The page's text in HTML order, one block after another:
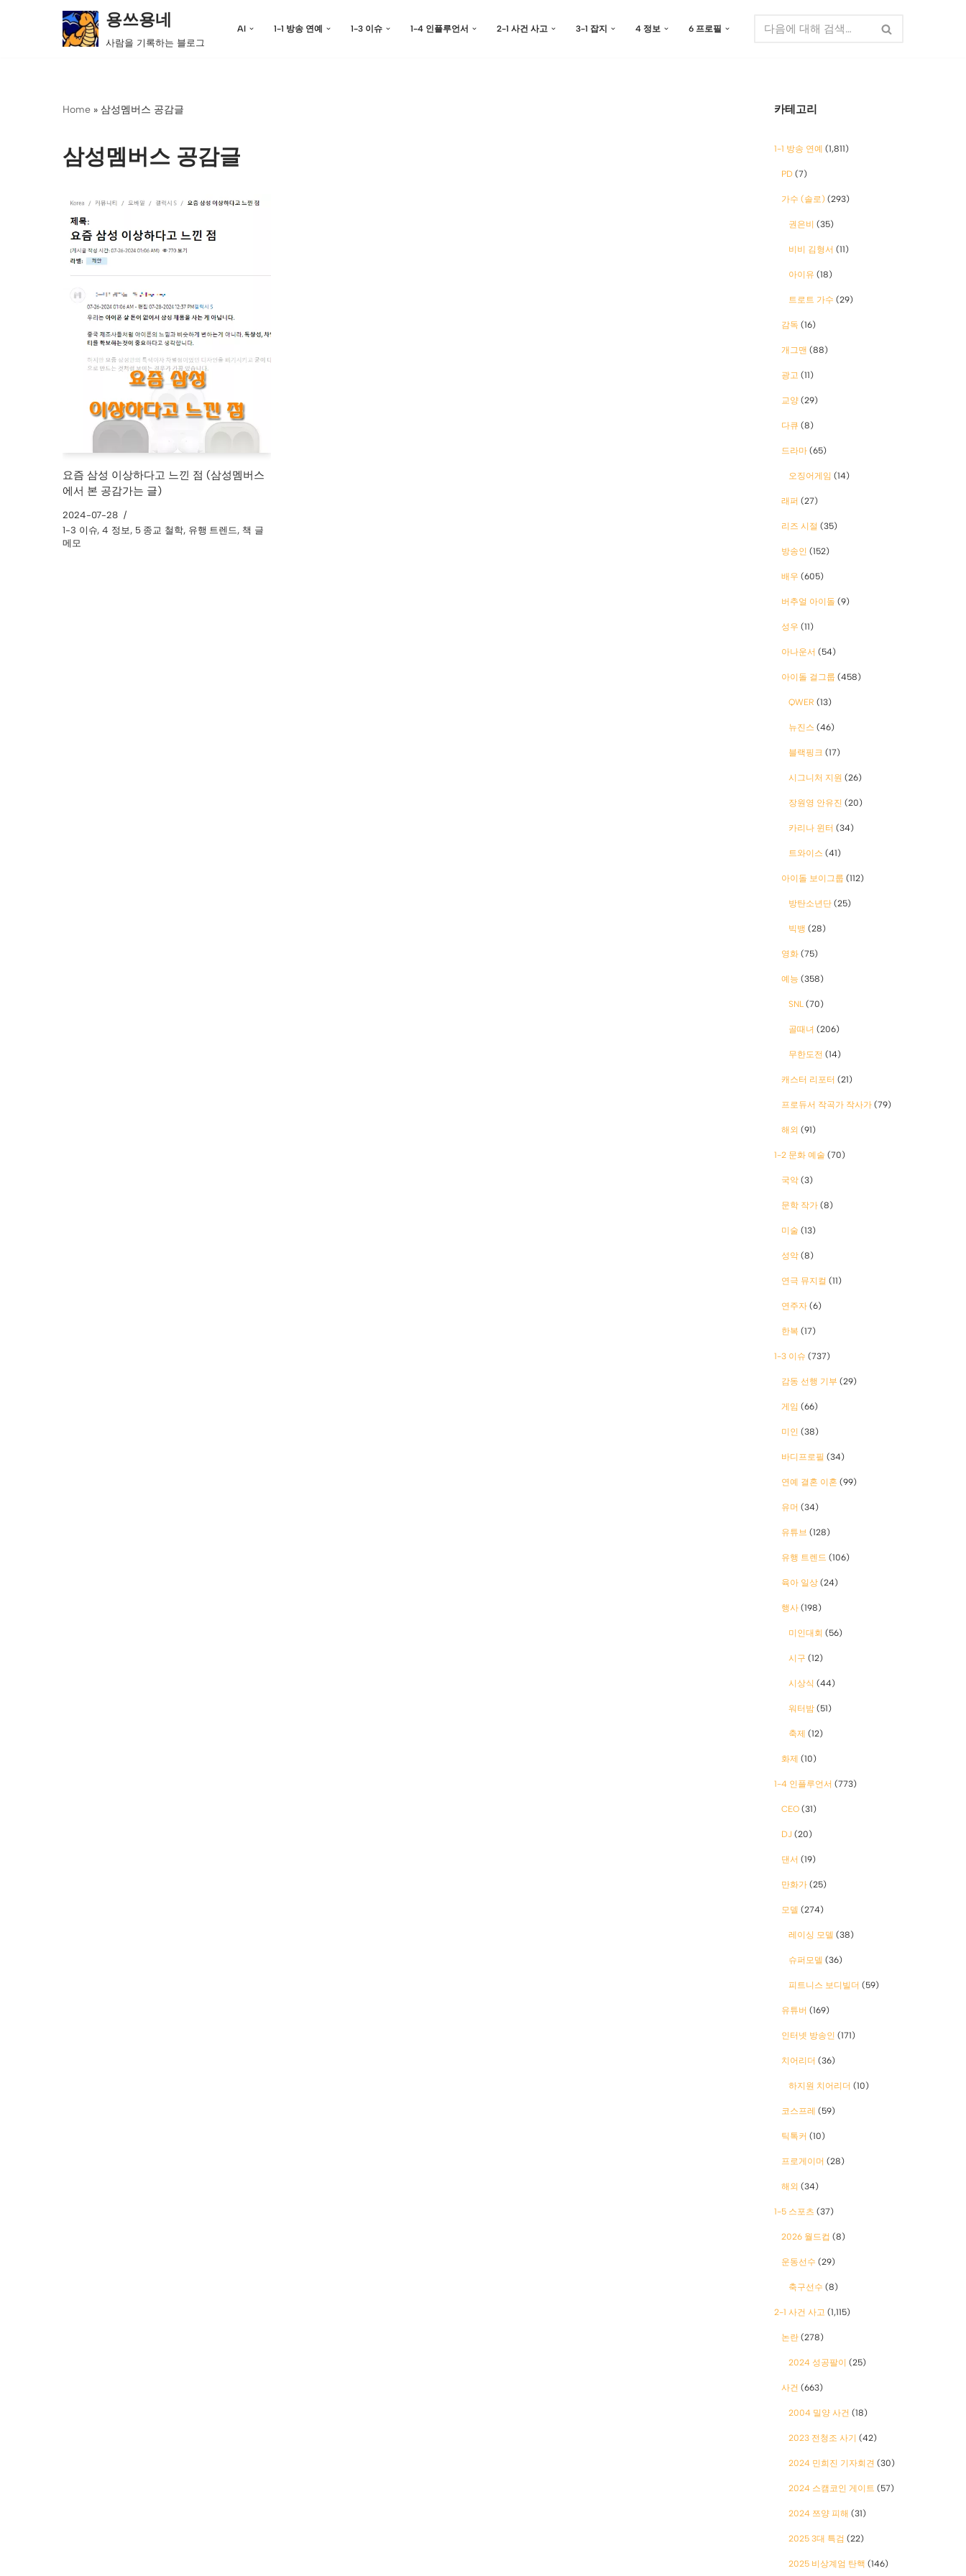
용쓰용네
사람을 기록하는 블로그
AI 1-1 방송 연예 1-3 이슈 1-4 인플루언서 2-1 사건 사고 3-1 잡지 4 정보 6 프로필
Home » 삼성멤버스 공감글
삼성멤버스 공감글
요즘 삼성 이상하다고 느낀 점 (삼성멤버스
에서 본 공감가는 글)
2024-07-28
1-3 이슈,4 정보 , 5 종교 철학, 유행 트렌드 , 책 글
메모
카테고리
1-1 방송 연예 (1,811)
PD (7)
가수 (솔로) (293)
권은비 (35)
비비 김형서 (11)
아이유 (18)
트로트 가수 (29)
감독 (16)
개그맨 (88)
광고 (11)
교양 (29)
다큐 (8)
드라마 (65)
오징어게임 (14)
래퍼 (27)
리즈 시절 (35)
방송인 (152)
배우 (605)
버추얼 아이돌 (9)
성우 (11)
아나운서 (54)
아이돌 걸그룹 (458)
QWER (13)
뉴진스 (46)
블랙핑크 (17)
시그니처 지원 (26)
장원영 안유진 (20)
카리나 윈터 (34)
트와이스 (41)
아이돌 보이그룹 (112)
방탄소년단 (25)
빅뱅 (28)
영화 (75)
예능 (358)
SNL (70)
골때녀 (206)
무한도전 (14)
캐스터 리포터 (21)
프로듀서 작곡가 작사가 (79)
해외 (91)
1-2 문화 예술 (70)
국악 (3)
문학 작가 (8)
미술 (13)
성악 (8)
연극 뮤지컬 (11)
연주자 (6)
한복 (17)
1-3 이슈 (737)
감동 선행 기부 (29)
게임 (66)
미인 (38)
바디프로필 (34)
연예 결혼 이혼 (99)
유머 (34)
유튜브 (128)
유행 트렌드 (106)
육아 일상 (24)
행사 (198)
미인대회 (56)
시구 (12)
시상식 (44)
워터밤 (51)
축제 (12)
화제 (10)
1-4 인플루언서 (773)
CEO (31)
DJ (20)
댄서 (19)
만화가 (25)
모델 (274)
레이싱 모델 (38)
슈퍼모델 (36)
피트니스 보디빌더 (59)
유튜버 (169)
인터넷 방송인 (171)
치어리더 (36)
하지원 치어리더 (10)
코스프레 (59)
틱톡커 (10)
프로게이머 (28)
해외 (34)
1-5 스포츠 (37)
2026 월드컵 (8)
운동선수 (29)
축구선수 (8)
2-1 사건 사고 (1,115)
논란 (278)
2024 성공팔이 (25)
사건 (663)
2004 밀양 사건 (18)
2023 전청조 사기 (42)
2024 민희진 기자회견 (30)
2024 스캠코인 게이트 (57)
2024 쯔양 피해 (31)
2025 3대 특검 (22)
2025 비상계엄 탄핵 (146)